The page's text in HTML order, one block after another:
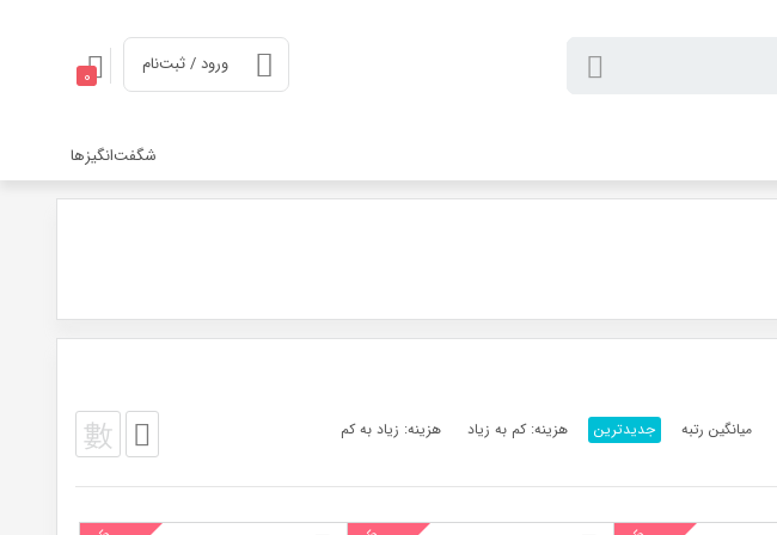
0
ورود / ثبت‌نام
شگفت‌انگیزها
میانگین رتبه جدیدترین هزینه: کم به زیاد هزینه: زیاد به کم